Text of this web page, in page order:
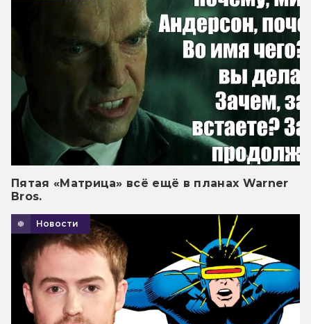
Пятая «Матрица» всё ещё в планах Warner
Bros.
Новости